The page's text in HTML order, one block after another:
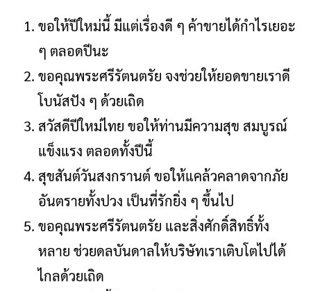
ขอให้ปีใหม่นี้ มีแต่เรื่องดี ๆ ค้าขายได้กำไรเยอะ
ๆ ตลอดปีนะ
ขอคุณพระศรีรัตนตรัย จงช่วยให้ยอดขายเราดี
โบนัสปัง ๆ ด้วยเถิด
สวัสดีปีใหม่ไทย ขอให้ท่านมีความสุข สมบูรณ์
แข็งแรง ตลอดทั้งปีนี้
สุขสันต์วันสงกรานต์ ขอให้แคล้วคลาดจากภัย
อันตรายทั้งปวง เป็นที่รักยิ่ง ๆ ขึ้นไป
ขอคุณพระศรีรัตนตรัย และสิ่งศักดิ์สิทธิ์ทั้ง
หลาย ช่วยดลบันดาลให้บริษัทเราเติบโตไปได้
ไกลด้วยเถิด